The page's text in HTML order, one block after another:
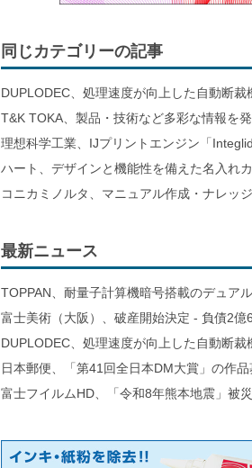
同じカテゴリーの記事
DUPLODEC、処理速度が向上した自動断裁
T&K TOKA、製品・技術など多彩な情報を
理想科学工業、IJプリントエンジン「
ハート、デザインと機能性を備えた名入れ
コニカミノルタ、マニュアル作成・ナレッ
最新ニュース
TOPPAN、耐量子計算機暗号搭載のデュア
富士美術（大阪）、破産開始決定 - 負債2億
DUPLODEC、処理速度が向上した自動断裁
日本郵便、「第41回全日本DM大賞」の作
富士フイルムHD、「令和8年熊本地震」被